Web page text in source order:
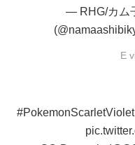
— RHG/カム
E
#PokemonScarletViolet